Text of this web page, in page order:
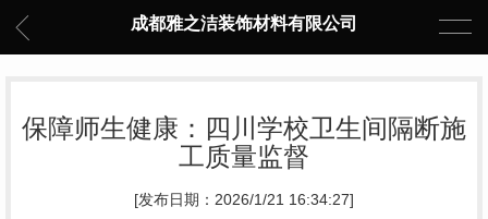
成都雅之洁装饰材料有限公司
保障师生健康：四川学校卫生间隔断施
工质量监督
[发布日期：2026/1/21 16:34:27]